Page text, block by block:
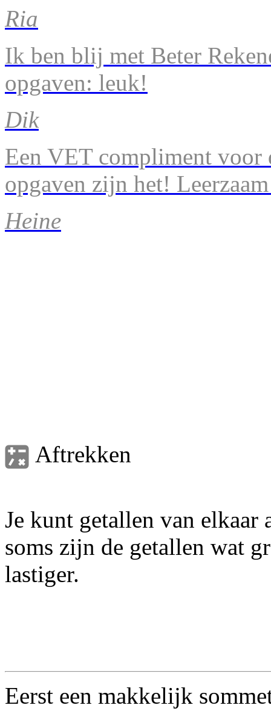
Ria
Ik ben blij met Beter
opgaven: leuk!
Dik
Een VET compliment voor
opgaven zijn het!
Heine
Aftrekken
Je kunt getallen van
soms zijn de getallen wat
lastiger.
Eerst een makkelijk